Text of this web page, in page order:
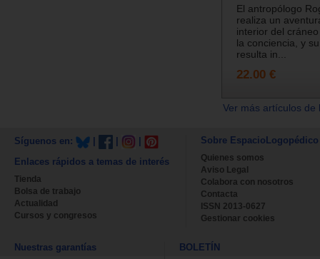
El antropólogo
realiza un
interior del
la conciencia, y
resulta in...
22.00 €
Ver más artículos
Síguenos en:
Enlaces rápidos a temas de interés
Tienda
Bolsa de trabajo
Actualidad
Cursos y congresos
Sobre EspacioLogopédico
Quienes somos
Aviso Legal
Colabora con nosotros
Contacta
ISSN 2013-0627
Gestionar cookies
Nuestras garantías BOLETÍN